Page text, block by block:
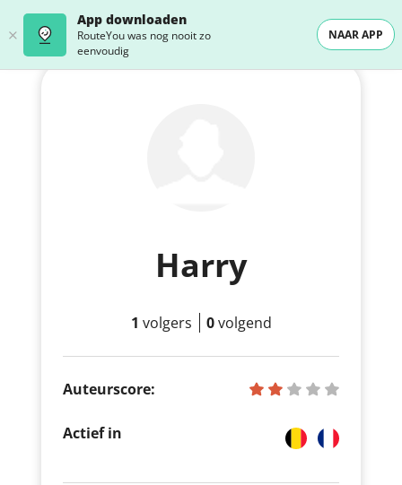
App downloaden
RouteYou was nog nooit zo
eenvoudig
NAAR APP
Harry
1 volgers 0volgend
Auteurscore:
Actief in